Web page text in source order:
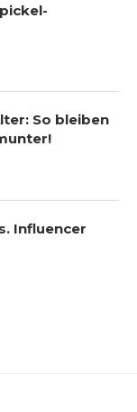
So bleiben
Influencer